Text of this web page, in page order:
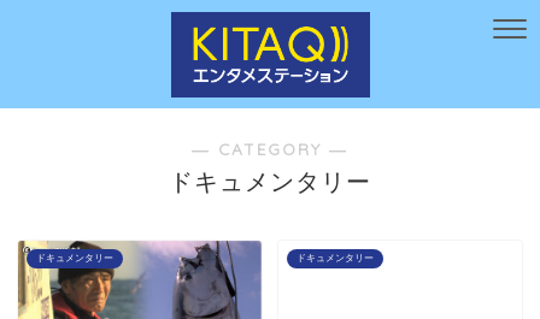
― CATEGORY ―
ドキュメンタリー
ドキュメンタリー ドキュメンタリー